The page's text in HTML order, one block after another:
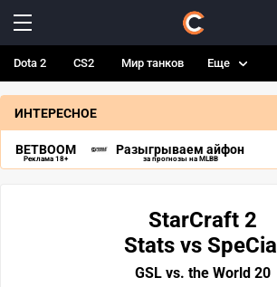
Dota 2 CS2 Мир танков Еще
ИНТЕРЕСНОЕ
BETBOOM
Реклама 18+
Разыгрываем айфон
за прогнозы на MLBB
StarCraft 2
Stats vs SpeCial
GSL vs. the World 20